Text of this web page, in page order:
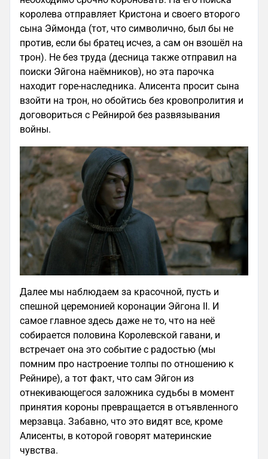
королева отправляет Кристона и своего второго
сына Эймонда (тот, что символично, был бы не
против, если бы братец исчез, а сам он взошёл на
трон). Не без труда (десница также отправил на
поиски Эйгона наёмников), но эта парочка
находит горе-наследника. Алисента просит сына
взойти на трон, но обойтись без кровопролития и
договориться с Рейнирой без развязывания
войны.
Далее мы наблюдаем за красочной, пусть и
спешной церемонией коронации Эйгона II. И
самое главное здесь даже не то, что на неё
собирается половина Королевской гавани, и
встречает она это событие с радостью (мы
помним про настроение толпы по отношению к
Рейнире), а тот факт, что сам Эйгон из
отнекивающегося заложника судьбы в момент
принятия короны превращается в отъявленного
мерзавца. Забавно, что это видят все, кроме
Алисенты, в которой говорят материнские
чувства.